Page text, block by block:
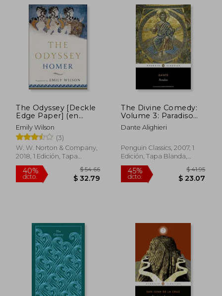
45%
dcto. $ 19.71
45%
dcto.
The Odyssey [Deckle
Edge Paper] (en
Inglés)
Emily Wilson
(3)
W. W. Norton & Company,
2018, 1 Edición, Tapa
Blanda, Nuevo
40%
dcto.
The Divine Comedy:
Volume 3: Paradiso
(en Inglés)
Dante Alighieri
Penguin Classics, 2007, 1
Edición, Tapa Blanda,
Nuevo
45%
dcto.